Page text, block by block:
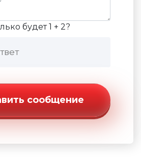
будет 1 + 2?
сообщение